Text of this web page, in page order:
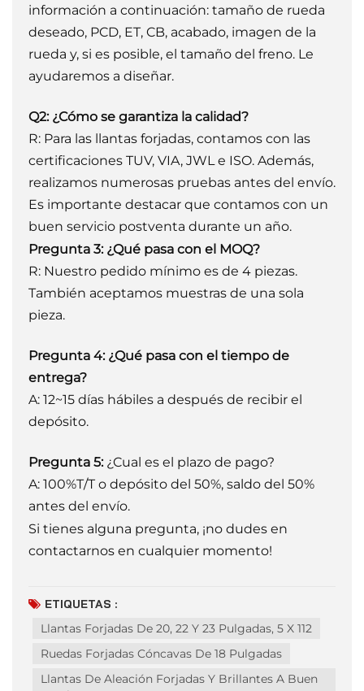
información a continuación: tamaño de rueda
deseado, PCD, ET, CB, acabado, imagen de la
rueda y, si es posible, el tamaño del freno. Le
ayudaremos a diseñar.
Q2: ¿Cómo se garantiza la calidad?
R: Para las llantas forjadas, contamos con las
certificaciones TUV, VIA, JWL e ISO. Además,
realizamos numerosas pruebas antes del envío.
Es importante destacar que contamos con un
buen servicio postventa durante un año.
Pregunta 3: ¿Qué pasa con el MOQ?
R: Nuestro pedido mínimo es de 4 piezas.
También aceptamos muestras de una sola
pieza.
Pregunta 4: ¿Qué pasa con el tiempo de
entrega?
A: 12~15 días hábiles a después de recibir el
depósito.
Pregunta 5: ¿Cual es el plazo de pago?
A: 100%T/T o depósito del 50%, saldo del 50%
antes del envío.
Si tienes alguna pregunta, ¡no dudes en
contactarnos en cualquier momento!
ETIQUETAS :
Llantas Forjadas De 20, 22 Y 23 Pulgadas, 5 X 112
Ruedas Forjadas Cóncavas De 18 Pulgadas
Llantas De Aleación Forjadas Y Brillantes A Buen